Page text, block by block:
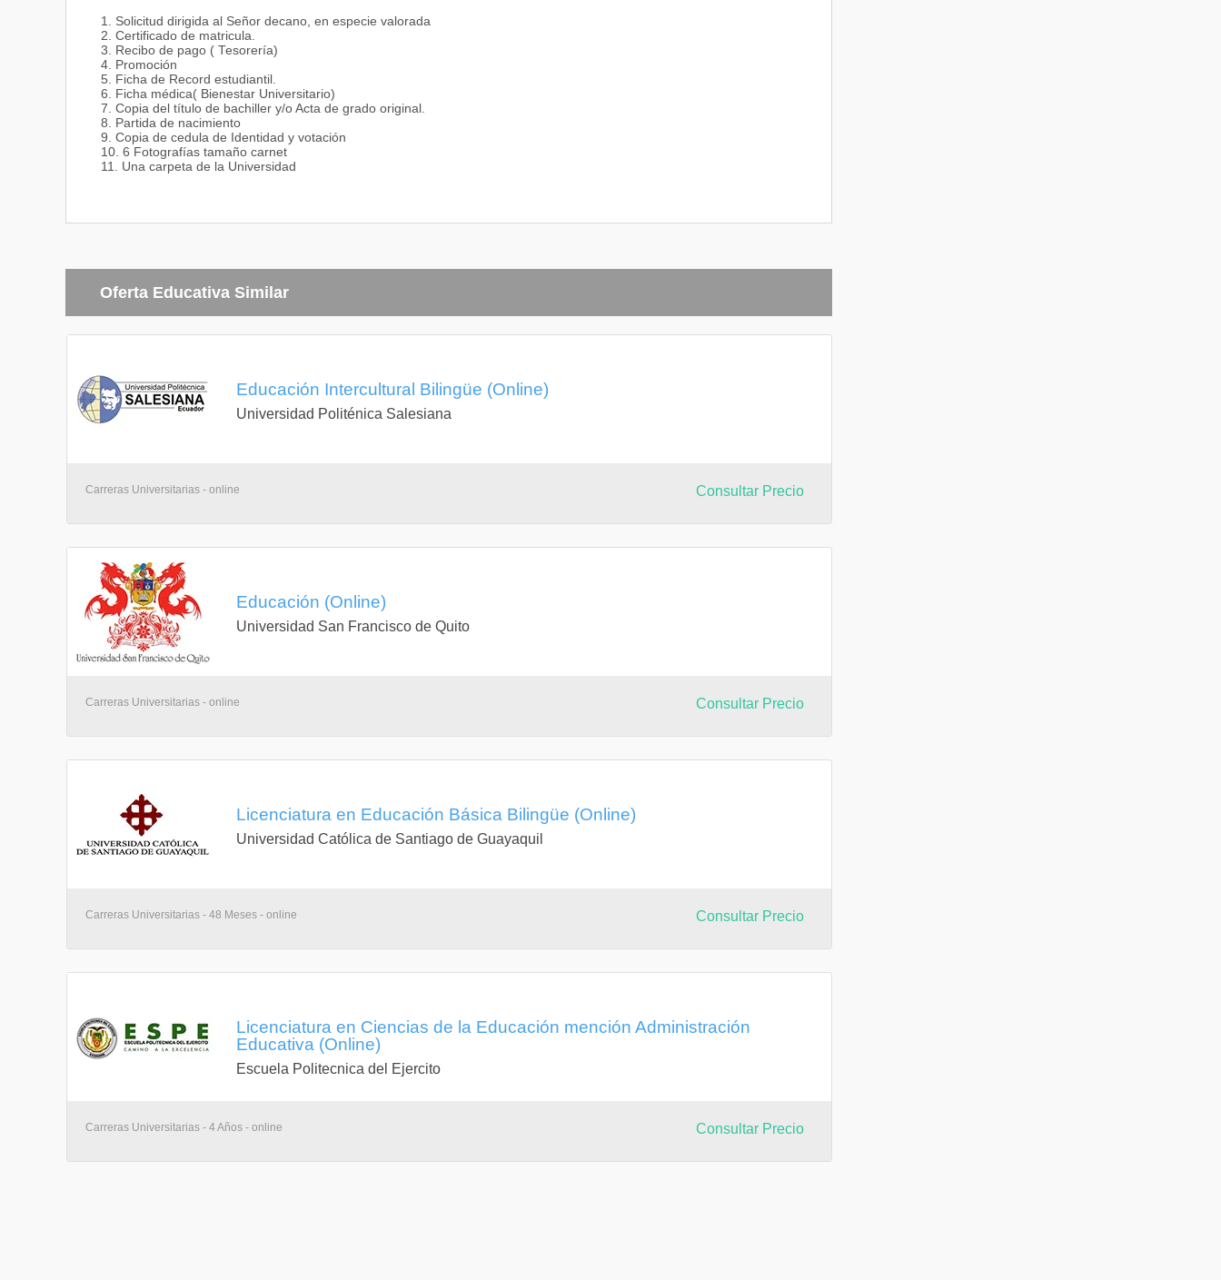
1. Solicitud dirigida al Señor decano, en especie valorada
2. Certificado de matricula.
3. Recibo de pago ( Tesorería)
4. Promoción
5. Ficha de Record estudiantil.
6. Ficha médica( Bienestar Universitario)
7. Copia del título de bachiller y/o Acta de grado original.
8. Partida de nacimiento
9. Copia de cedula de Identidad y votación
10. 6 Fotografías tamaño carnet
11. Una carpeta de la Universidad
Oferta Educativa Similar
Educación Intercultural Bilingüe (Online)
Universidad Politénica Salesiana
Carreras Universitarias - online Consultar Precio
Educación (Online)
Universidad San Francisco de Quito
Carreras Universitarias - online Consultar Precio
Licenciatura en Educación Básica Bilingüe (Online)
Universidad Católica de Santiago de Guayaquil
Carreras Universitarias - 48 Meses - online Consultar Precio
Licenciatura en Ciencias de la Educación mención Administración
Educativa (Online)
Escuela Politecnica del Ejercito
Carreras Universitarias - 4 Años - online Consultar Precio